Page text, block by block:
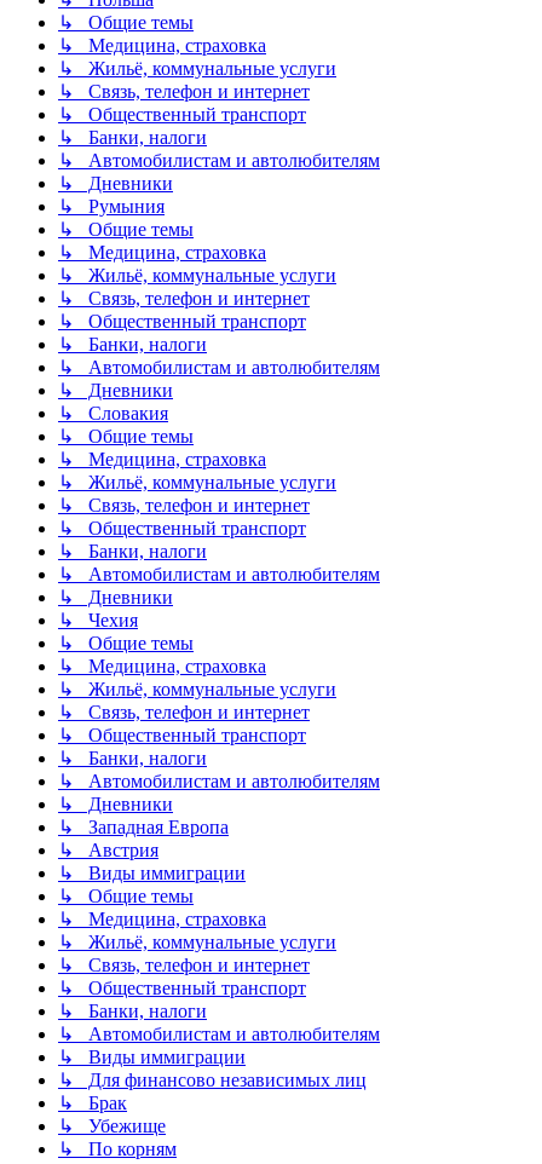
↳ Общие темы
↳ Медицина, страховка
↳ Жильё, коммунальные услуги
↳ Связь, телефон и интернет
↳ Общественный транспорт
↳ Банки, налоги
↳ Автомобилистам и автолюбителям
↳ Дневники
↳ Румыния
↳ Общие темы
↳ Медицина, страховка
↳ Жильё, коммунальные услуги
↳ Связь, телефон и интернет
↳ Общественный транспорт
↳ Банки, налоги
↳ Автомобилистам и автолюбителям
↳ Дневники
↳ Словакия
↳ Общие темы
↳ Медицина, страховка
↳ Жильё, коммунальные услуги
↳ Связь, телефон и интернет
↳ Общественный транспорт
↳ Банки, налоги
↳ Автомобилистам и автолюбителям
↳ Дневники
↳ Чехия
↳ Общие темы
↳ Медицина, страховка
↳ Жильё, коммунальные услуги
↳ Связь, телефон и интернет
↳ Общественный транспорт
↳ Банки, налоги
↳ Автомобилистам и автолюбителям
↳ Дневники
↳ Западная Европа
↳ Австрия
↳ Виды иммиграции
↳ Общие темы
↳ Медицина, страховка
↳ Жильё, коммунальные услуги
↳ Связь, телефон и интернет
↳ Общественный транспорт
↳ Банки, налоги
↳ Автомобилистам и автолюбителям
↳ Виды иммиграции
↳ Для финансово независимых лиц
↳ Брак
↳ Убежище
↳ По корням